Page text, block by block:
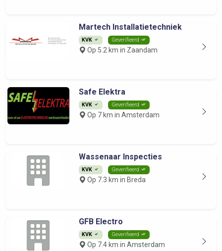
Martech Installatietechniek
KVK Geverifieerd
Op 5.2 km in Zaandam
Safe Elektra
KVK Geverifieerd
Op 7 km in Amsterdam
Wassenaar Inspecties
KVK Geverifieerd
Op 7.3 km in Breda
GFB Electro
KVK Geverifieerd
Op 7.4 km in Amsterdam